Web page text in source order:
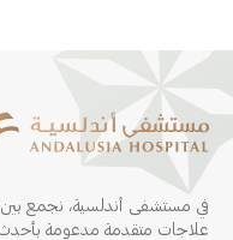
في مستشفى أندلسية، نجمع بين
علاجات متقدمة مدعومة بأحدث